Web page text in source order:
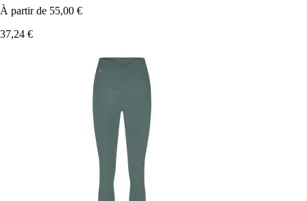
À partir de 55,00 €
37,24 €